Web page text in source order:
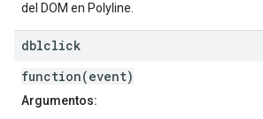
del DOM en Polyline.
dblclick
function(event)
Argumentos: